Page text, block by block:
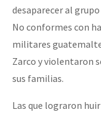
desaparecer al
No conformes con
militares
Zarco y violentaron
sus familias.
Las que lograron